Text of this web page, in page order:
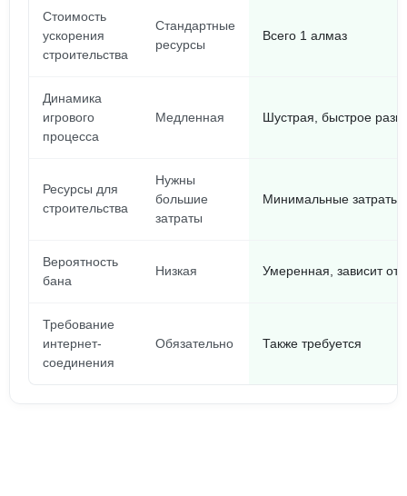
Стоимость
ускорения
строительства
Стандартные
ресурсы
Всего 1 алмаз
Динамика
игрового
процесса
Медленная Шустрая, быстрое
Ресурсы для
строительства
Нужны
большие
затраты
Минимальные затраты
Вероятность
бана
Низкая Умеренная, зависит от
Требование
интернет-
соединения
Обязательно Также требуется